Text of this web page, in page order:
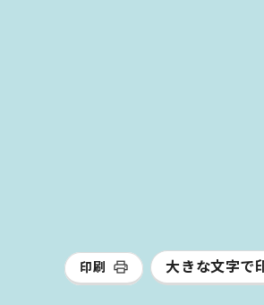
印刷 大きな文字で